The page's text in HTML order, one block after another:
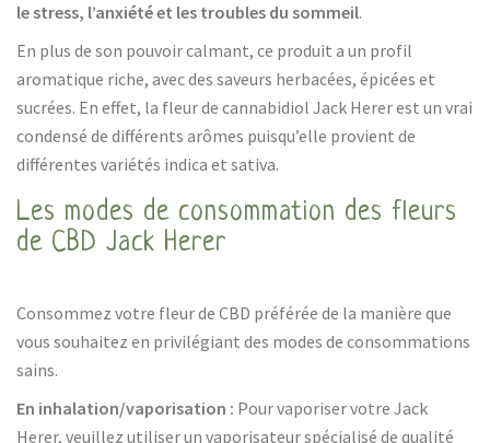
le stress, l’anxiété et les troubles du sommeil.
En plus de son pouvoir calmant, ce produit a un profil
aromatique riche, avec des saveurs herbacées, épicées et
sucrées. En effet, la fleur de cannabidiol Jack Herer est un vrai
condensé de différents arômes puisqu’elle provient de
différentes variétés indica et sativa.
Les modes de consommation des fleurs
de CBD Jack Herer
Consommez votre fleur de CBD préférée de la manière que
vous souhaitez en privilégiant des modes de consommations
sains.
En inhalation/vaporisation : Pour vaporiser votre Jack
Herer, veuillez utiliser un vaporisateur spécialisé de qualité